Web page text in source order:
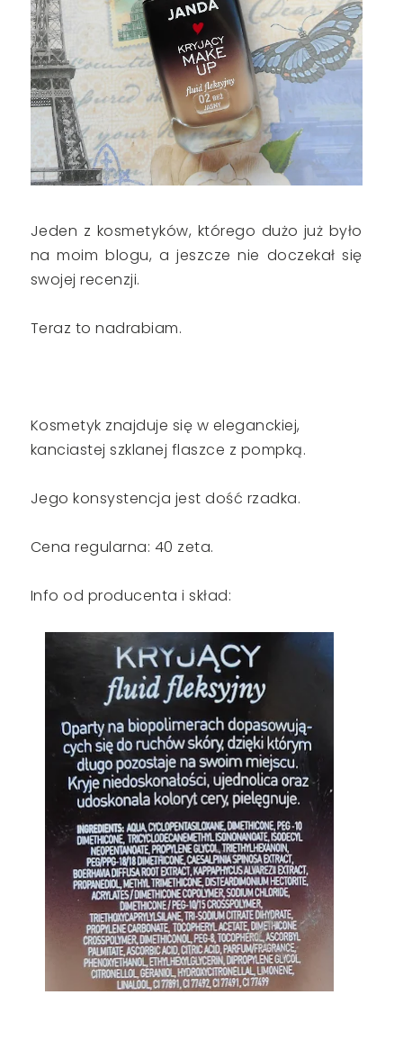
Jeden z kosmetyków, którego dużo już było
na moim blogu, a jeszcze nie doczekał się
swojej recenzji.
Teraz to nadrabiam.
Kosmetyk znajduje się w eleganckiej,
kanciastej szklanej flaszce z pompką.
Jego konsystencja jest dość rzadka.
Cena regularna: 40 zeta.
Info od producenta i skład: